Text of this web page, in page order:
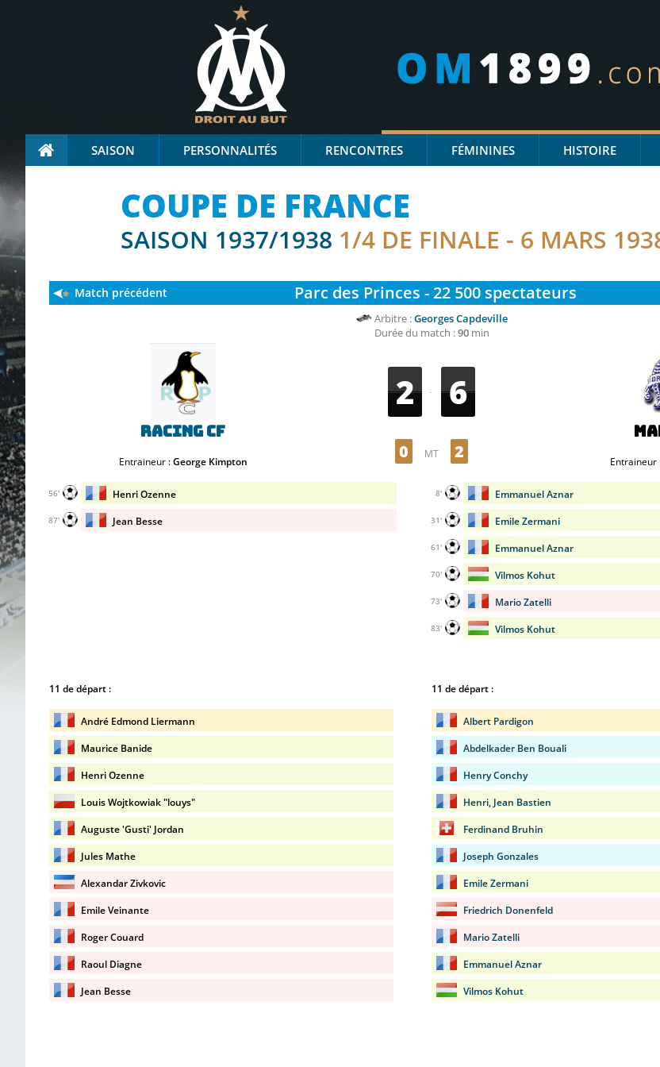
SAISON PERSONNALITÉS RENCONTRES FÉMININES HISTOIRE
COUPE DE FRANCE
SAISON 1937/1938 1/4 DE FINALE - 6 MARS
Parc des Princes - 22 500 spectateurs
Match précédent
Arbitre :Georges Capdeville
Durée du match :90min
Racing CF
Entraineur :George Kimpton
2 - 6
0 MT 2 Entraineur
Henri Ozenne
56'
Jean Besse
87'
Emmanuel Aznar
8'
Emile Zermani
31'
Emmanuel Aznar
61'
Vilmos Kohut
70'
Mario Zatelli
73'
Vilmos Kohut
83'
11 de départ :
André Edmond Liermann
Maurice Banide
Henri Ozenne
Louis Wojtkowiak "louys"
Auguste 'Gusti' Jordan
Jules Mathe
Alexandar Zivkovic
Emile Veinante
Roger Couard
Raoul Diagne
Jean Besse
11 de départ :
Albert Pardigon
Abdelkader Ben Bouali
Henry Conchy
Henri, Jean Bastien
Ferdinand Bruhin
Joseph Gonzales
Emile Zermani
Friedrich Donenfeld
Mario Zatelli
Emmanuel Aznar
Vilmos Kohut